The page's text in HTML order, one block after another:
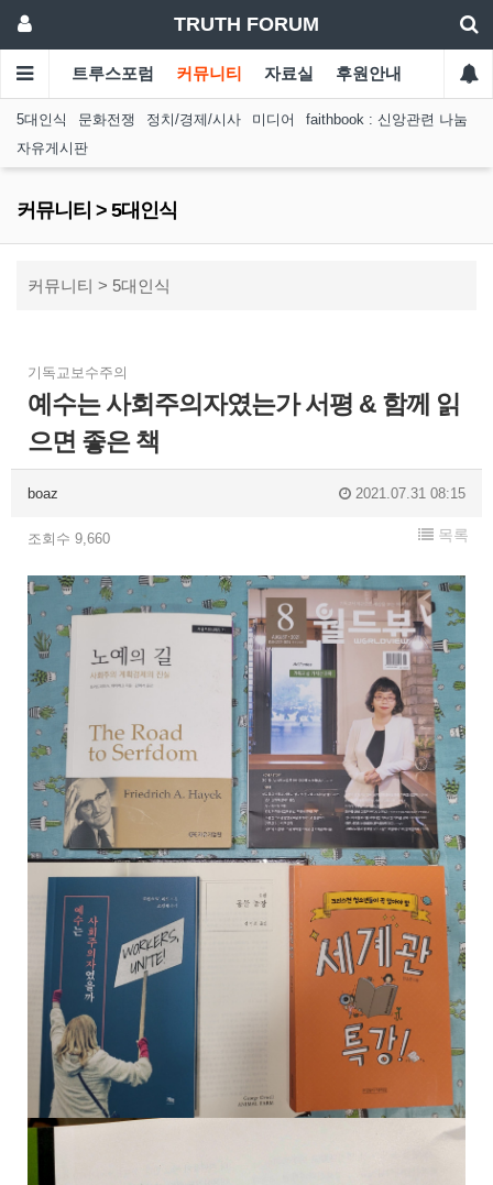
TRUTH FORUM
트루스포럼 커뮤니티 자료실 후원안내
5대인식 문화전쟁 정치/경제/시사 미디어
faithbook : 신앙관련 나눔
자유게시판
커뮤니티 > 5대인식
커뮤니티 > 5대인식
기독교보수주의
예수는 사회주의자였는가 서평 & 함께 읽
으면 좋은 책
boaz 2021.07.31 08:15
조회수 9,660 목록